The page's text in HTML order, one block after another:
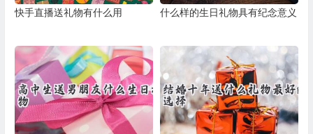
快手直播送礼物有什么用 什么样的生日礼物具有纪念意义